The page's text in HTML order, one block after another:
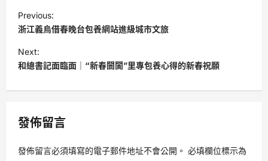
o
s
t
v
g
Previous:
浙江義烏借春晚台包養網站進級城市文旅
Next:
和總書記面臨面｜“新春闤闠”里專包養心得的新春祝願
發佈留言
發佈留言必須填寫的電子郵件地址不會公開。 必填欄位標示為